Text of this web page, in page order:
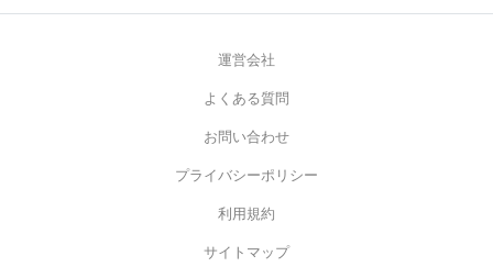
運営会社
よくある質問
お問い合わせ
プライバシーポリシー
利用規約
サイトマップ